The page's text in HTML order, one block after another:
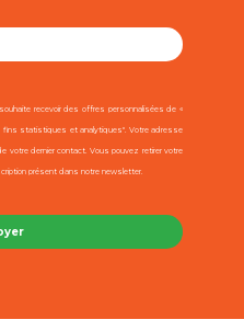
recevoir des offres personnalisées de «
fins statistiques et analytiques". Votre adresse
votre dernier contact. Vous pouvez retirer votre
présent dans notre newsletter.